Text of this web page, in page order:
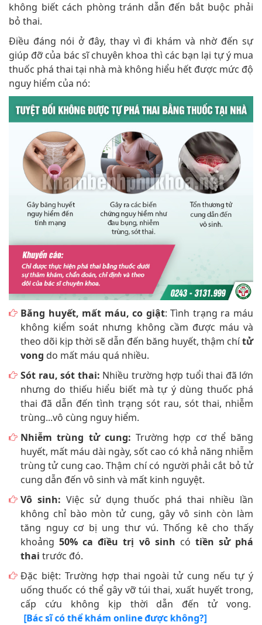
không biết cách phòng tránh dẫn đến bắt buộc phải
bỏ thai.
Điều đáng nói ở đây, thay vì đi khám và nhờ đến sự
giúp đỡ của bác sĩ chuyên khoa thì các bạn lại tự ý mua
thuốc phá thai tại nhà mà không hiểu hết được mức độ
nguy hiểm của nó:
Băng huyết, mất máu, co giật: Tình trạng ra máu
không kiểm soát nhưng không cầm được máu và
theo dõi kịp thời sẽ dẫn đến băng huyết, thậm chítử
vong do mất máu quá nhiều.
Sót rau, sót thai: Nhiều trường hợp tuổi thai đã lớn
nhưng do thiếu hiểu biết mà tự ý dùng thuốc phá
thai đã dẫn đến tình trạng sót rau, sót thai, nhiễm
trùng...vô cùng nguy hiểm.
Nhiễm trùng tử cung: Trường hợp cơ thể băng
huyết, mất máu dài ngày, sốt cao có khả năng nhiễm
trùng tử cung cao. Thậm chí có người phải cắt bỏ tử
cung dẫn đến vô sinh và mất kinh nguyệt.
Vô sinh: Việc sử dụng thuốc phá thai nhiều lần
không chỉ bào mòn tử cung, gây vô sinh còn làm
tăng nguy cơ bị ung thư vú. Thống kê cho thấy
khoảng 50% ca điều trị vô sinh có tiền sử phá
thai trước đó.
Đặc biệt: Trường hợp thai ngoài tử cung nếu tự ý
uống thuốc có thể gây vỡ túi thai, xuất huyết trong,
cấp cứu không kịp thời dẫn đến tử vong.
[Bác sĩ có thể khám online được không?]